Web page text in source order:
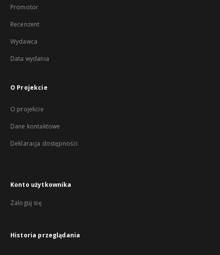
Promotor
Recenzent
Wydawca
Data wydania
O Projekcie
O projekcie
Dane kontaktowe
Deklaracja dostępności
Konto użytkownika
Zaloguj się
Historia przeglądania